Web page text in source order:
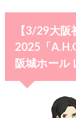
【3/29大
2025「
阪城ホール